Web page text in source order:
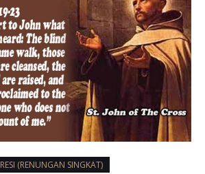
RESI (RENUNGAN SINGKAT)